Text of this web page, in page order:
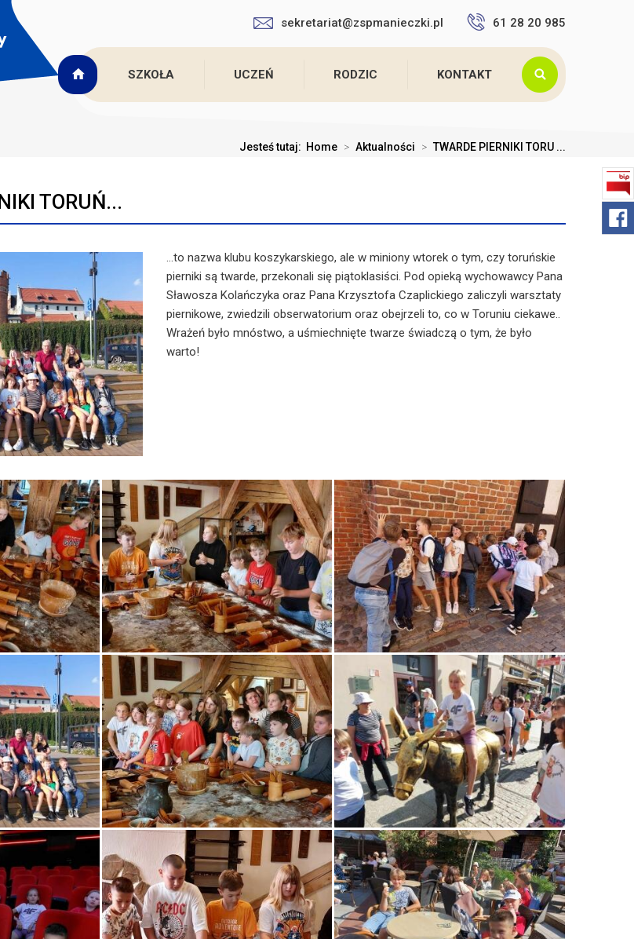
sekretariat@zspmanieczki.pl 61 28 20 985
SZKOŁA UCZEŃ RODZIC KONTAKT
Jesteś tutaj: Home > Aktualności > TWARDE PIERNIKI TORU ...
TORUŃ...
...to nazwa klubu koszykarskiego, ale w miniony wtorek o tym, czy toruńskie
pierniki są twarde, przekonali się piątoklasiści. Pod opieką wychowawcy Pana
Sławosza Kolańczyka oraz Pana Krzysztofa Czaplickiego zaliczyli warsztaty
piernikowe, zwiedzili obserwatorium oraz obejrzeli to, co w Toruniu ciekawe..
Wrażeń było mnóstwo, a uśmiechnięte twarze świadczą o tym, że było
warto!